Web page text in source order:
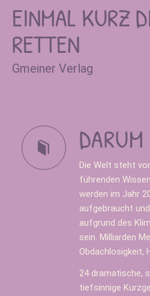
EINMAL KURZ
RETTEN
Gmeiner Verlag
Die Welt steht
führenden
werden im Jahr
aufgebraucht
aufgrund des
sein. Milliarden
Obdachlosigkeit,
24 dramatische,
tiefsinnige